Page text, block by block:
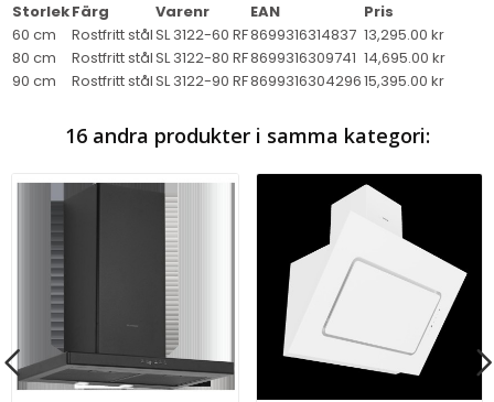
StorlekFärg Varenr EAN
Pris
60 cm
Rostfritt stålSL 3122-60 RF8699316314837 13,295.00 kr
80 cm
Rostfritt stålSL 3122-80 RF8699316309741 14,695.00 kr
90 cm
Rostfritt stålSL 3122-90 RF869931630429615,395.00 kr
16 andra produkter i samma kategori: